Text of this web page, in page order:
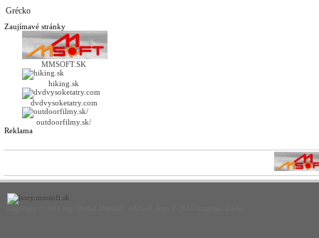
Grécko
Zaujímavé stránky
MMSOFT.SK
hiking.sk
dvdvysoketatry.com
outdoorfilmy.sk/
Reklama